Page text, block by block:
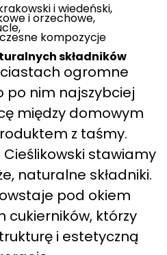
i wiedeński,
i orzechowe,
kompozycje
składników
ciastach ogromne
po nim najszybciej
między domowym
z taśmy.
stawiamy
naturalne składniki.
pod okiem
cukierników, którzy
i estetyczną